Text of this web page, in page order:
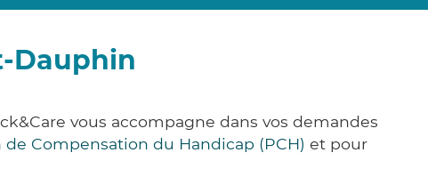
Dauphin
vous accompagne dans vos demandes
de Compensation du Handicap (PCH) et pour